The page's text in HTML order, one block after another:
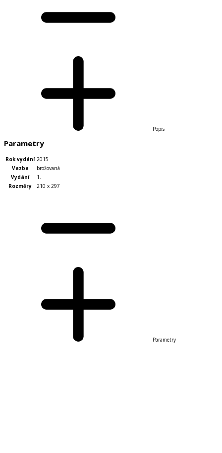
Popis
Parametry
Rok vydání 2015
Vazba
brožovaná
Vydání
1.
Rozměry
210 x 297
Parametry